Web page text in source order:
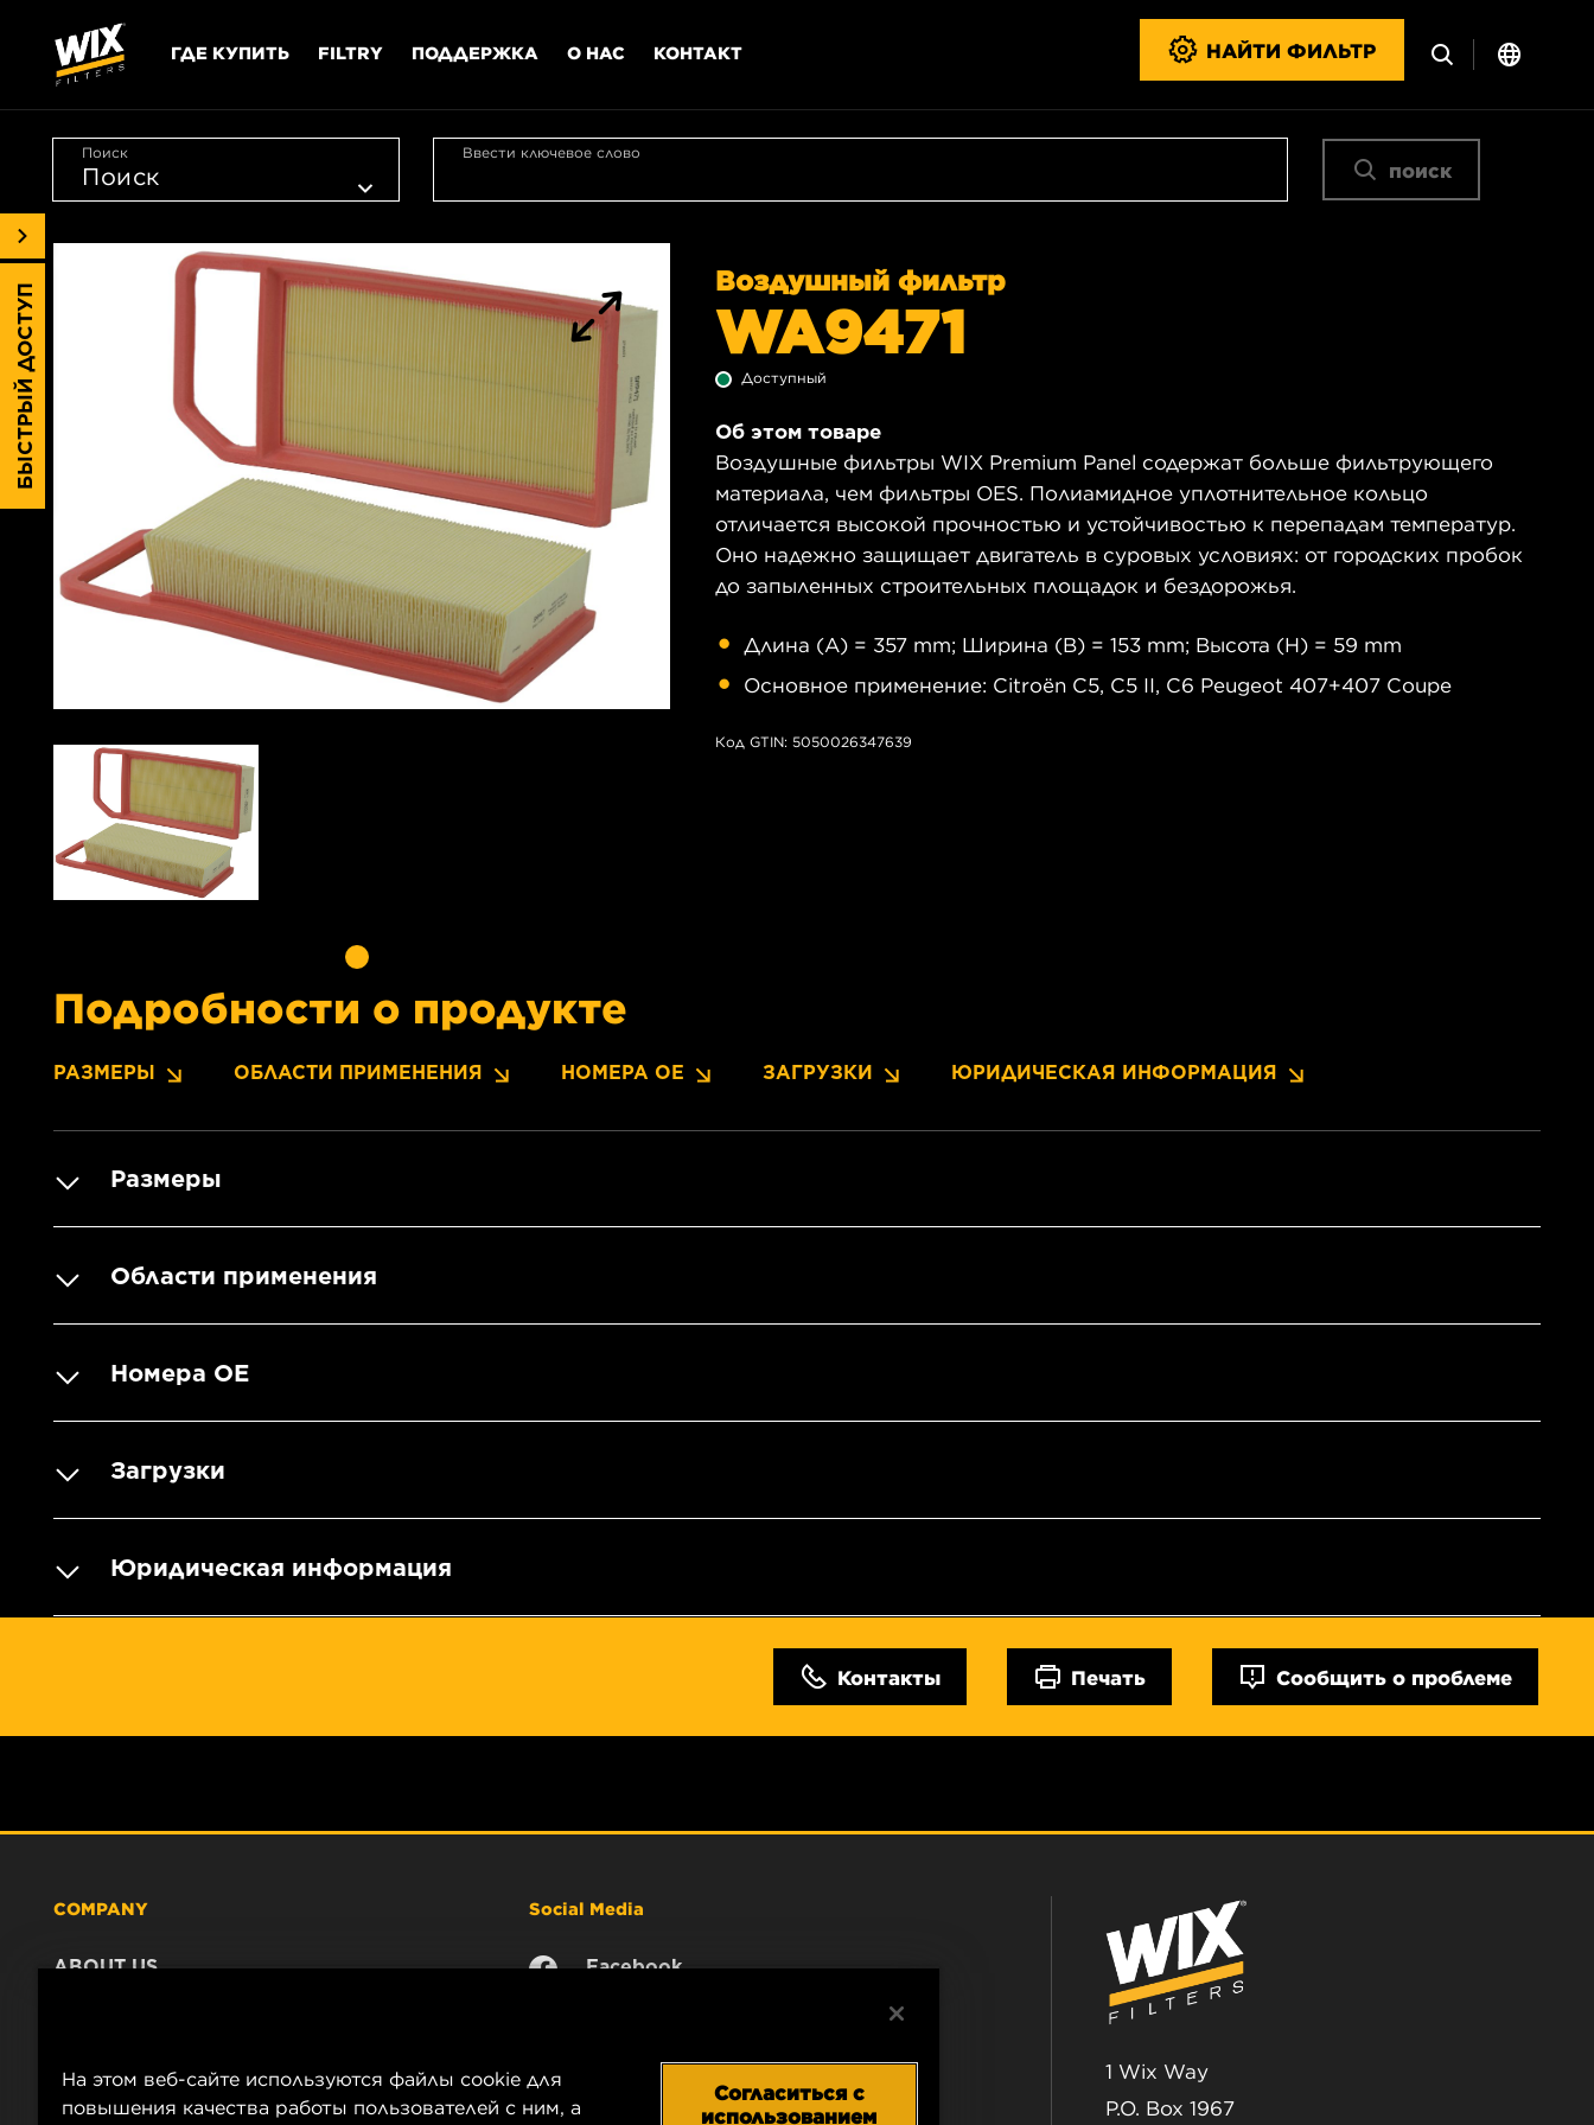
ГДЕ КУПИТЬ FILTRY ПОДДЕРЖКА О НАС КОНТАКТ НАЙТИ ФИЛЬТР
Поиск Ввести ключевое слово
поиск
Воздушный фильтр
WA9471
Доступный
Об этом товаре
Воздушные фильтры WIX Premium Panel содержат больше фильтрующего
материала, чем фильтры OES. Полиамидное уплотнительное кольцо
отличается высокой прочностью и устойчивостью к перепадам температур.
Оно надежно защищает двигатель в суровых условиях: от городских пробок
до запыленных строительных площадок и бездорожья.
Длина (A) = 357 mm; Ширина (B) = 153 mm; Высота (H) = 59 mm
Основное применение: Citroën C5, C5 II, C6 Peugeot 407+407 Coupe
Код GTIN: 5050026347639
Подробности о продукте
РАЗМЕРЫ ОБЛАСТИ ПРИМЕНЕНИЯ НОМЕРА OE ЗАГРУЗКИ ЮРИДИЧЕСКАЯ ИНФОРМАЦИЯ
Размеры
Области применения
Номера OE
Загрузки
Юридическая информация
Контакты Печать Сообщить о проблеме
БЫСТРЫЙ ДОСТУП
COMPANY
ABOUT US
DATA PRIVACY
Social Media
Facebook
YouTube
1 Wix Way
P.O. Box 1967
На этом веб-сайте используются файлы cookie для
повышения качества работы пользователей с ним, а
Согласиться с
использованием